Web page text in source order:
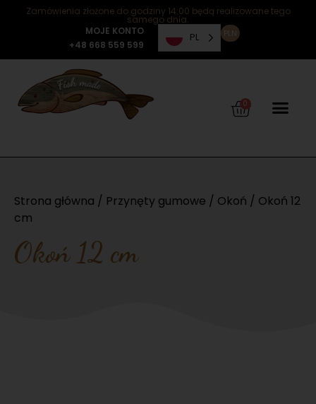
Zamówienia złożone do godziny 14:00 będą realizowane tego
samego dnia.
MOJE KONTO
+48 668 559 599
PL PLN
0
Strona główna / Przynęty gumowe / Okoń / Okoń 12
cm
Okoń 12 cm